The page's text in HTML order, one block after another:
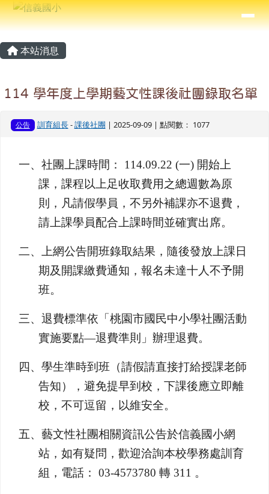
跳至主內容區
信義國小
⏸
導覽列
主內容區域
本站消息
114 學年度上學期藝文性課後社團錄取名單
公告 訓育組長-課後社團 | 2025-09-09 | 點閱數： 1077
一、社團上課時間： 114.09.22 (一) 開始上
課，課程以上足收取費用之總週數為原
則，凡請假學員，不另外補課亦不退費，
請上課學員配合上課時間並確實出席。
二、上網公告開班錄取結果，隨後發放上課日
期及開課繳費通知，報名未達十人不予開
班。
三、退費標準依「桃園市國民中小學社團活動
實施要點—退費準則」辦理退費。
四、學生準時到班（請假請直接打給授課老師
告知），避免提早到校，下課後應立即離
校，不可逗留，以維安全。
五、藝文性社團相關資訊公告於信義國小網
站，如有疑問，歡迎洽詢本校學務處訓育
組，電話： 03-4573780 轉 311 。
頁尾區域